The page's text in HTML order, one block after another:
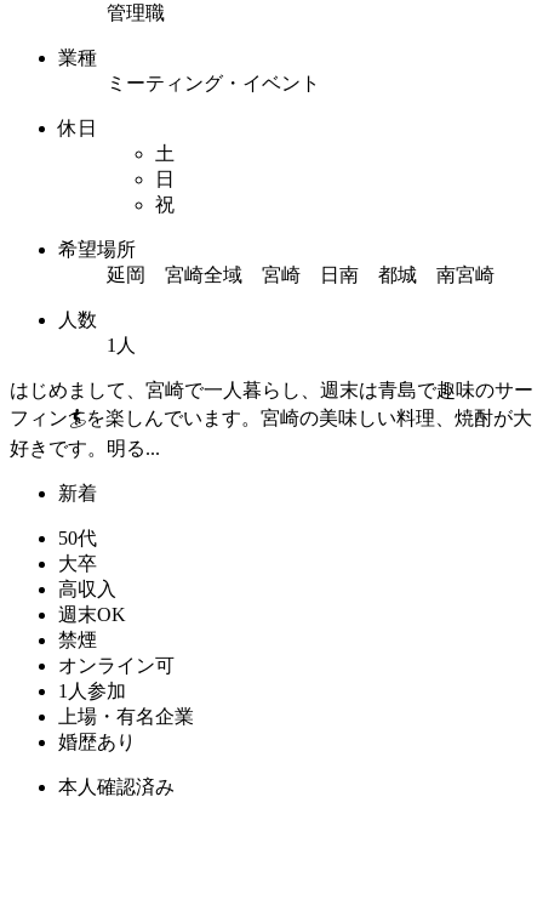
管理職
業種
ミーティング・イベント
休日
土
日
祝
希望場所
延岡 宮崎全域 宮崎 日南 都城 南宮崎
人数
1人
はじめまして、宮崎で一人暮らし、週末は青島で趣味のサー
フィン🏄を楽しんでいます。宮崎の美味しい料理、焼酎が大
好きです。明る...
新着
50代
大卒
高収入
週末OK
禁煙
オンライン可
1人参加
上場・有名企業
婚歴あり
本人確認済み